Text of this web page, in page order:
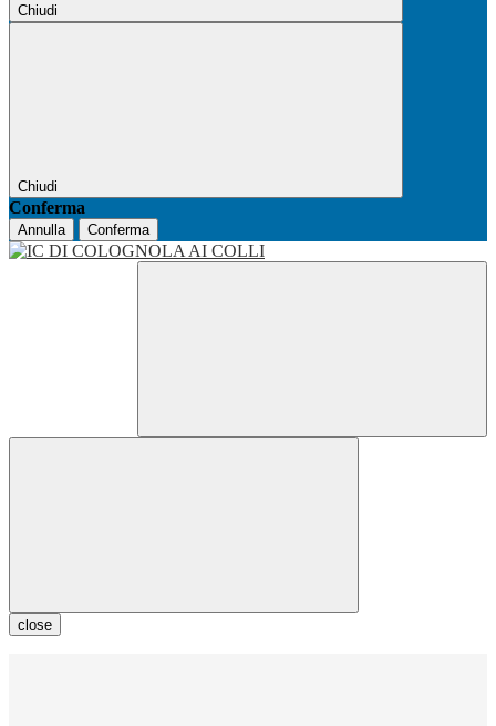
Chiudi
Chiudi
Conferma
Annulla Conferma
close